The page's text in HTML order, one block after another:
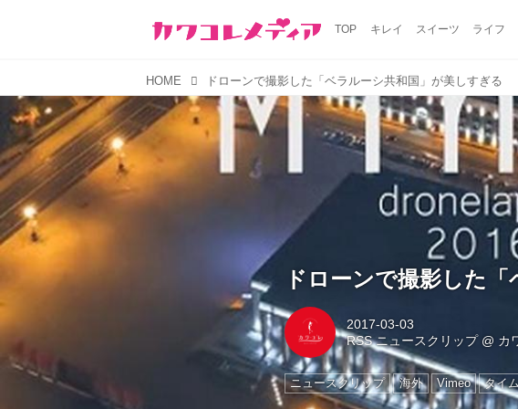
TOP キレイ スイーツ ライフ
HOME ドローンで撮影した「ベラルーシ共和国」が美しすぎる
ドローンで撮影した
2017-03-03
RSS ニュースクリップ@ カ
ニュースクリップ 海外 Vimeo タイ